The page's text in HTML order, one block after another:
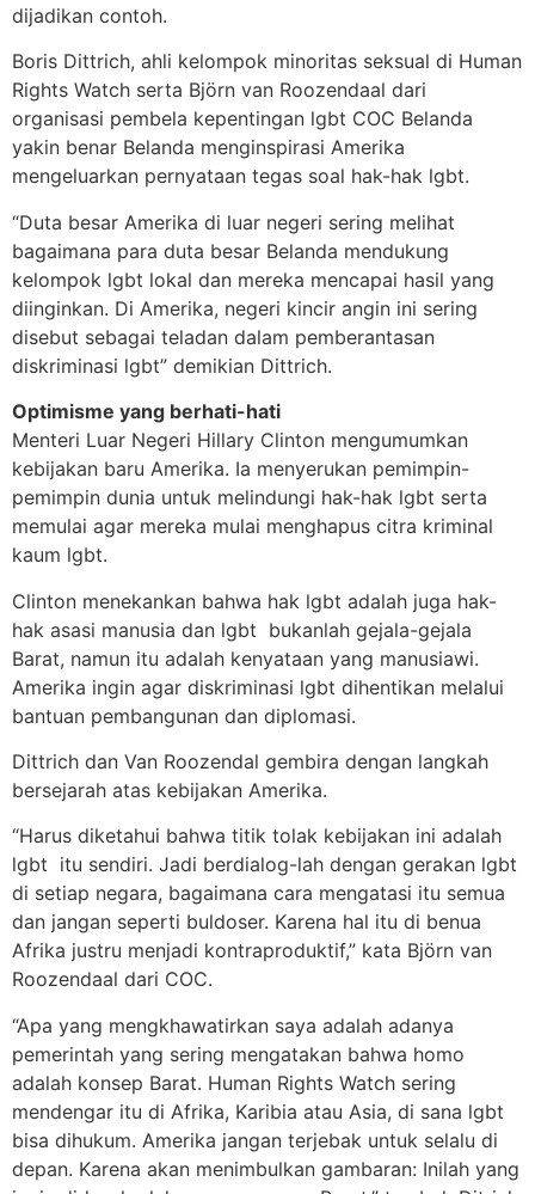
dijadikan contoh.
Boris Dittrich, ahli kelompok minoritas seksual di Human
Rights Watch serta Björn van Roozendaal dari
organisasi pembela kepentingan lgbt COC Belanda
yakin benar Belanda menginspirasi Amerika
mengeluarkan pernyataan tegas soal hak-hak lgbt.
“Duta besar Amerika di luar negeri sering melihat
bagaimana para duta besar Belanda mendukung
kelompok lgbt lokal dan mereka mencapai hasil yang
diinginkan. Di Amerika, negeri kincir angin ini sering
disebut sebagai teladan dalam pemberantasan
diskriminasi lgbt” demikian Dittrich.
Optimisme yang berhati-hati
Menteri Luar Negeri Hillary Clinton mengumumkan
kebijakan baru Amerika. Ia menyerukan pemimpin-
pemimpin dunia untuk melindungi hak-hak lgbt serta
memulai agar mereka mulai menghapus citra kriminal
kaum lgbt.
Clinton menekankan bahwa hak lgbt adalah juga hak-
hak asasi manusia dan lgbt bukanlah gejala-gejala
Barat, namun itu adalah kenyataan yang manusiawi.
Amerika ingin agar diskriminasi lgbt dihentikan melalui
bantuan pembangunan dan diplomasi.
Dittrich dan Van Roozendal gembira dengan langkah
bersejarah atas kebijakan Amerika.
“Harus diketahui bahwa titik tolak kebijakan ini adalah
lgbt itu sendiri. Jadi berdialog-lah dengan gerakan lgbt
di setiap negara, bagaimana cara mengatasi itu semua
dan jangan seperti buldoser. Karena hal itu di benua
Afrika justru menjadi kontraproduktif,” kata Björn van
Roozendaal dari COC.
“Apa yang mengkhawatirkan saya adalah adanya
pemerintah yang sering mengatakan bahwa homo
adalah konsep Barat. Human Rights Watch sering
mendengar itu di Afrika, Karibia atau Asia, di sana lgbt
bisa dihukum. Amerika jangan terjebak untuk selalu di
depan. Karena akan menimbulkan gambaran: Inilah yang